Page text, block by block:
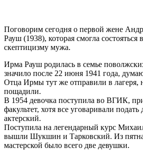
Поговорим сегодня о первой жене
Рауш (1938), которая смогла
скептицизму мужа.
Ирма Рауш родилась в семье
значило после 22 июня 1941 года,
Отца Ирмы тут же отправили в лагеря,
пощадили.
В 1954 девочка поступила во ВГИК,
факультет, хотя все уговаривали
актерский.
Поступила на легендарный курс
вышли Шукшин и Тарковский. Из
мастерской было всего две девушки.